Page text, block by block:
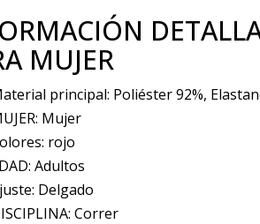
MUJER
principal: Poliéster 92%,
Mujer
rojo
Adultos
Delgado
Correr